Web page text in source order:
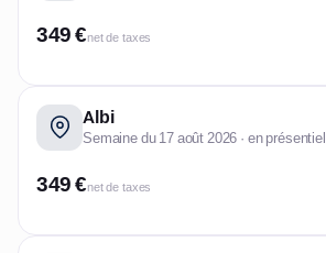
349 €net de taxes
Albi
Semaine du 17 août 2026 · en présentiel
349 €net de taxes